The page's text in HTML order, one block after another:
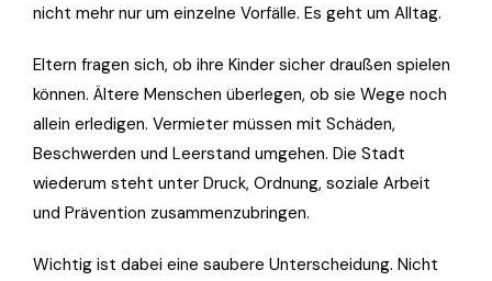
nicht mehr nur um einzelne Vorfälle. Es geht um Alltag.
Eltern fragen sich, ob ihre Kinder sicher draußen spielen
können. Ältere Menschen überlegen, ob sie Wege noch
allein erledigen. Vermieter müssen mit Schäden,
Beschwerden und Leerstand umgehen. Die Stadt
wiederum steht unter Druck, Ordnung, soziale Arbeit
und Prävention zusammenzubringen.
Wichtig ist dabei eine saubere Unterscheidung. Nicht